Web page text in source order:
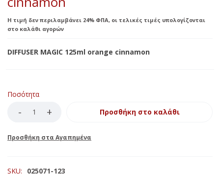
Η τιμή δεν περιλαμβάνει 24% ΦΠΑ, οι τελικές τιμές υπολογίζονται
στο καλάθι αγορών
DIFFUSER MAGIC 125ml orange cinnamon
Ποσότητα
Προσθήκη στο καλάθι
SKU: 025071-123